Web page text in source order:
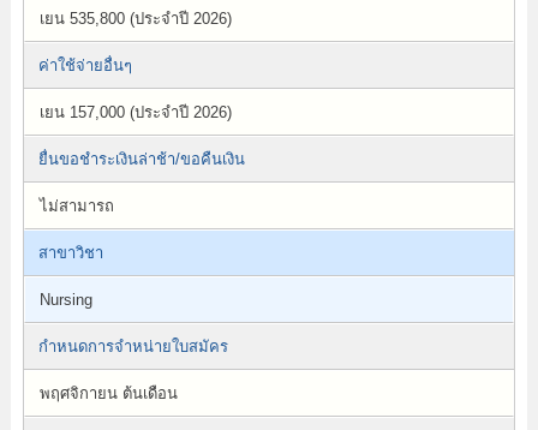
เยน 535,800 (ประจำปี 2026)
ค่าใช้จ่ายอื่นๆ
เยน 157,000 (ประจำปี 2026)
ยื่นขอชำระเงินล่าช้า/ขอคืนเงิน
ไม่สามารถ
สาขาวิชา
Nursing
กำหนดการจำหน่ายใบสมัคร
พฤศจิกายน ต้นเดือน